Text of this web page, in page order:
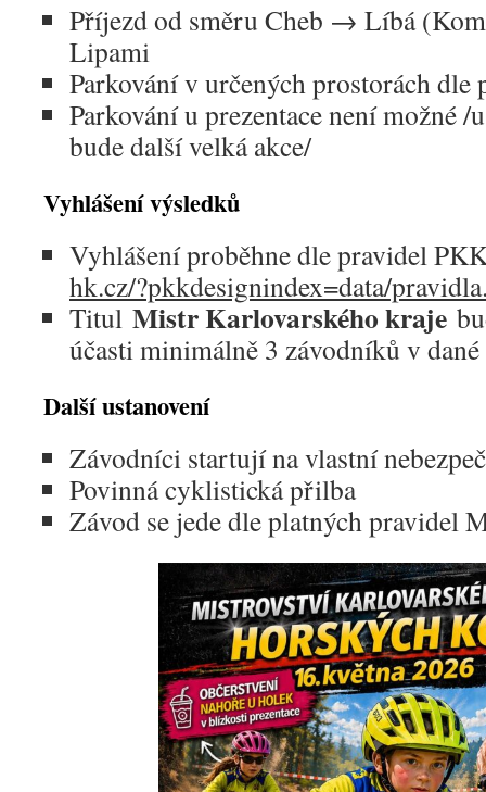
Příjezd od směru Cheb → Líbá
Lipami
Parkování v určených prostorách dle
Parkování u prezentace není možné /
bude další velká akce/
Vyhlášení výsledků
Vyhlášení proběhne dle pravidel
hk.cz/?pkkdesignindex=data/
Titul Mistr Karlovarského kraje
účasti minimálně 3 závodníků v
Další ustanovení
Závodníci startují na vlastní
Povinná cyklistická přilba
Závod se jede dle platných pravidel